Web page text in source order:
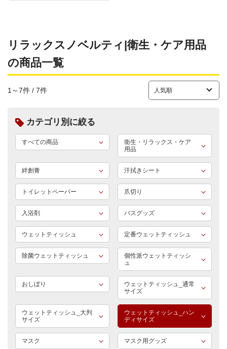
リラックスノベルティ|衛生・ケア用品
の商品一覧
1～7件 / 7件
カテゴリ別に絞る
すべての商品
衛生・リラックス・ケア
用品
絆創膏 汗拭きシート
トイレットペーパー 爪切り
入浴剤 バスグッズ
ウェットティッシュ 定番ウェットティッシュ
除菌ウェットティッシュ
個性派ウェットティッシ
ュ
おしぼり
ウェットティッシュ_通常
サイズ
ウェットティッシュ_大判
サイズ
ウェットティッシュ_ハン
ディサイズ
マスク マスク用グッズ